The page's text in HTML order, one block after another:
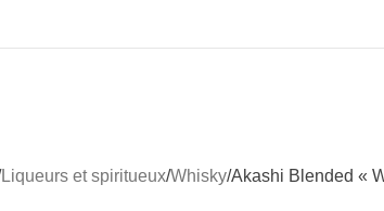
Liqueurs et spiritueux Whisky Akashi Blended «